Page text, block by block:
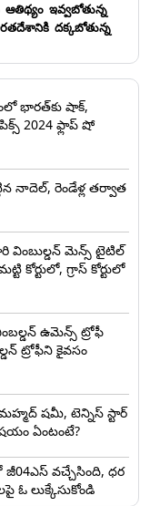
ఆతిథ్యం ఇవ్వబోతున్న
దక్కబోతున్న
భారత్‌కు షాక్,
2024 ఫ్లాప్ షో
నాదెల్, రెండేళ్ల త‌ర్వాత
వింబుల్డ‌న్ మెన్స్ టైటిల్
ఉమెన్స్ ట్రోఫీ
మహ్మద్ షమీ, టెన్నిస్ స్టార్
ఏంటంటే?
వచ్చేసింది, ధర
ఓ లుక్కేసుకోండి